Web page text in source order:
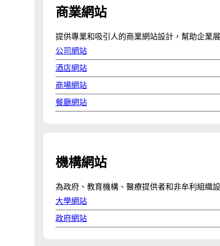
商業網站
提供專業和吸引人的商業網站設計，幫助企業
公司網站
酒店網站
商場網站
餐廳網站
機構網站
為政府、教育機構、醫療提供者和非牟利組織
大學網站
政府網站